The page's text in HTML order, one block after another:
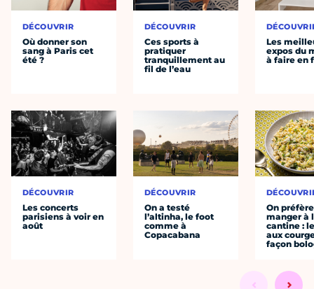
DÉCOUVRIR
Où donner son
sang à Paris cet
été ?
DÉCOUVRIR
Les concerts
parisiens à voir en
août
DÉCOUVRIR
Ces sports à
pratiquer
tranquillement au
fil de l’eau
DÉCOUVRIR
On a testé
l’altinha, le foot
comme à
Copacabana
Les
expos du
à faire en
On préfère
manger à
cantine :
aux
façon